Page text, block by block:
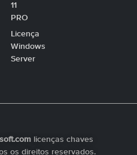
11
PRO
Licença
Windows
Server
licenças chaves
os direitos reservados.